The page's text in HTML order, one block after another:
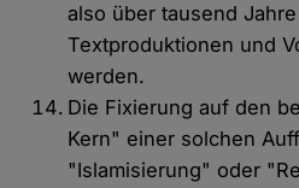
also über tausend
Textproduktionen und
werden.
Die Fixierung auf den
Kern" einer solchen
"Islamisierung" oder